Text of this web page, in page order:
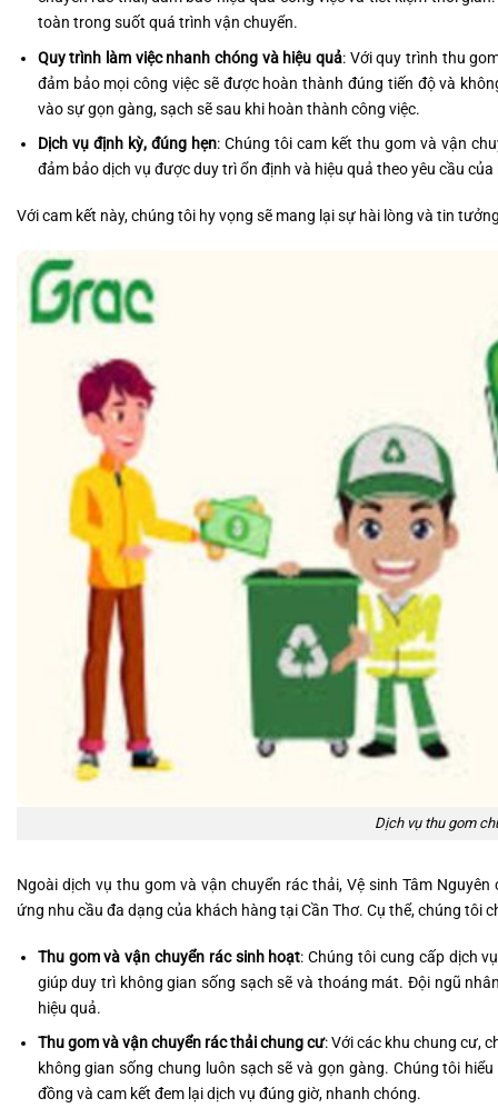
toàn trong suốt quá trình vận chuyển.
Quy trình làm việc nhanh chóng và hiệu quả: Với quy trình thu
đảm bảo mọi công việc sẽ được hoàn thành đúng tiến độ và
vào sự gọn gàng, sạch sẽ sau khi hoàn thành công việc.
Dịch vụ định kỳ, đúng hẹn: Chúng tôi cam kết thu gom và vận
đảm bảo dịch vụ được duy trì ổn định và hiệu quả theo yêu cầu
Với cam kết này, chúng tôi hy vọng sẽ mang lại sự hài lòng và tin
Dịch vụ thu gom
Ngoài dịch vụ thu gom và vận chuyển rác thải, Vệ sinh Tâm
ứng nhu cầu đa dạng của khách hàng tại Cần Thơ. Cụ thể, chúng tôi
Thu gom và vận chuyển rác sinh hoạt: Chúng tôi cung cấp dịch
giúp duy trì không gian sống sạch sẽ và thoáng mát. Đội ngũ
hiệu quả.
Thu gom và vận chuyển rác thải chung cư: Với các khu chung cư,
không gian sống chung luôn sạch sẽ và gọn gàng. Chúng tôi
đồng và cam kết đem lại dịch vụ đúng giờ, nhanh chóng.